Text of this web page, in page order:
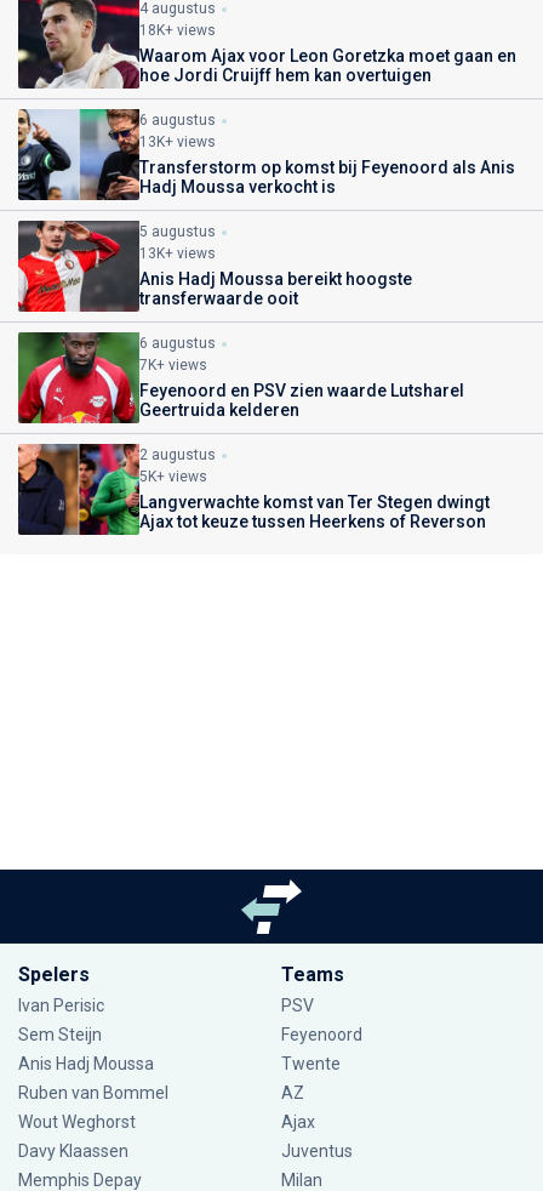
4 augustus
18K+ views
Waarom Ajax voor Leon Goretzka moet gaan en
hoe Jordi Cruijff hem kan overtuigen
6 augustus
13K+ views
Transferstorm op komst bij Feyenoord als Anis
Hadj Moussa verkocht is
5 augustus
13K+ views
Anis Hadj Moussa bereikt hoogste
transferwaarde ooit
6 augustus
7K+ views
Feyenoord en PSV zien waarde Lutsharel
Geertruida kelderen
2 augustus
5K+ views
Langverwachte komst van Ter Stegen dwingt
Ajax tot keuze tussen Heerkens of Reverson
Spelers
Ivan Perisic
Sem Steijn
Anis Hadj Moussa
Ruben van Bommel
Wout Weghorst
Davy Klaassen
Memphis Depay
Teams
PSV
Feyenoord
Twente
AZ
Ajax
Juventus
Milan